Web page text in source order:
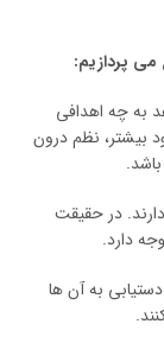
پردازیم:
به چه اهدافی
بیشتر، نظم درون
در حقیقت
دارد.
به آن ها